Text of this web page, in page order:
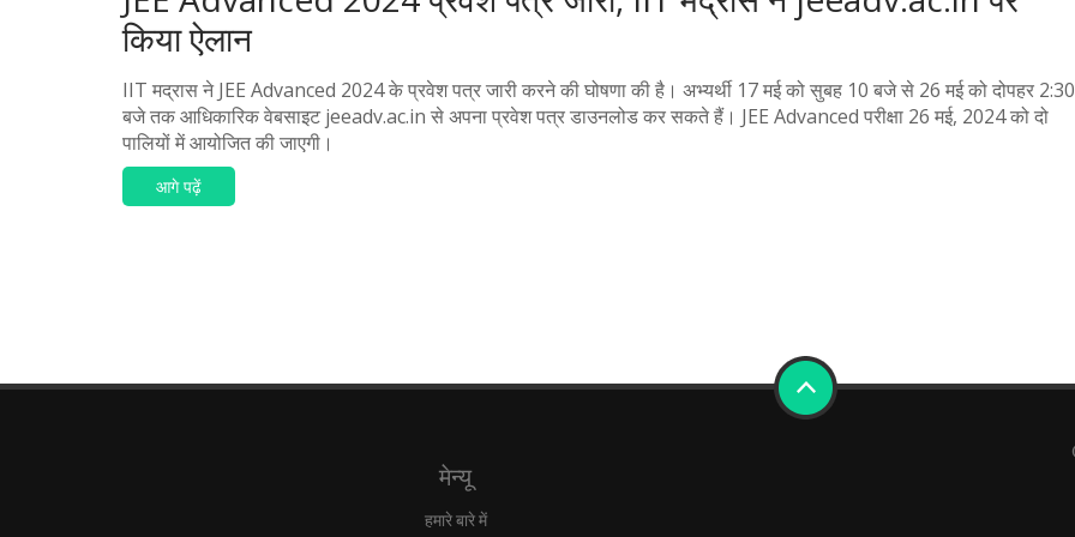
किया ऐलान
IIT मद्रास ने JEE Advanced 2024 के प्रवेश पत्र जारी करने की घोषणा की है। अभ्यर्थी 17 मई को सुबह 10 बजे से 26 मई को दोपहर 2:30
बजे तक आधिकारिक वेबसाइट jeeadv.ac.in से अपना प्रवेश पत्र डाउनलोड कर सकते हैं। JEE Advanced परीक्षा 26 मई, 2024 को दो
पालियों में आयोजित की जाएगी।
आगे पढ़ें
मेन्यू
हमारे बारे में